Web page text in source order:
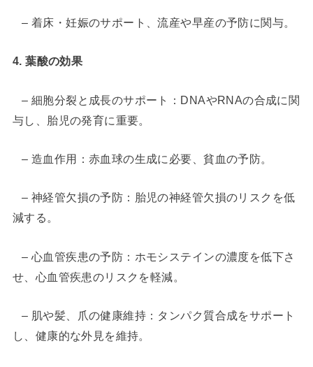
– 着床・妊娠のサポート、流産や早産の予防に関与。
4. 葉酸の効果
– 細胞分裂と成長のサポート：DNAやRNAの合成に関
与し、胎児の発育に重要。
– 造血作用：赤血球の生成に必要、貧血の予防。
– 神経管欠損の予防：胎児の神経管欠損のリスクを低
減する。
– 心血管疾患の予防：ホモシステインの濃度を低下さ
せ、心血管疾患のリスクを軽減。
– 肌や髪、爪の健康維持：タンパク質合成をサポート
し、健康的な外見を維持。